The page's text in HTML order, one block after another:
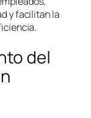
y facilitan la
del